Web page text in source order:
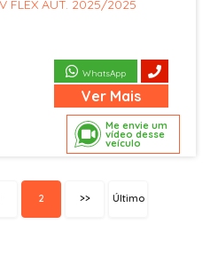
Me envie um
vídeo desse
veículo
WhatsApp
Ver Mais
2 >> Último